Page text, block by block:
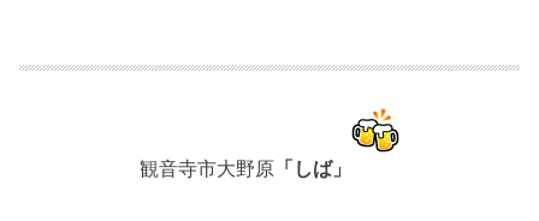
観音寺市大野原 「しば」